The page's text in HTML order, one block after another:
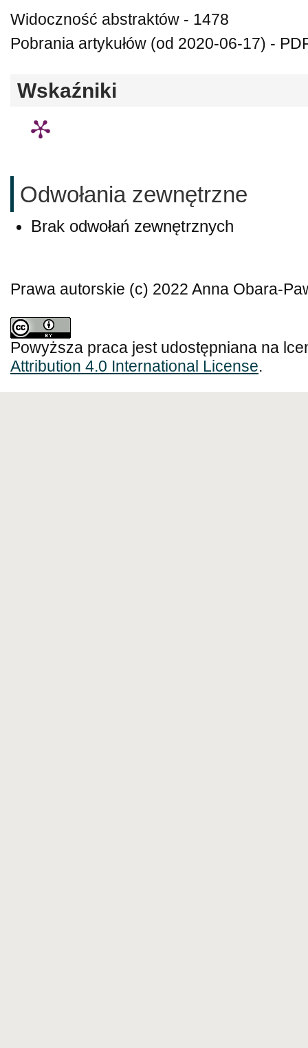
Widoczność abstraktów - 1478
Pobrania artykułów (od 2020-06-17) -
Wskaźniki
Odwołania zewnętrzne
Brak odwołań zewnętrznych
Prawa autorskie (c) 2022 Anna Obara-
Powyższa praca jest udostępniana na
Attribution 4.0 International License.